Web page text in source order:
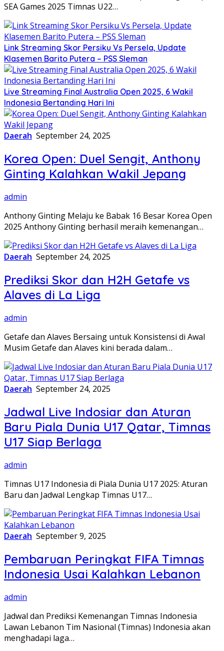
SEA Games 2025 Timnas U22…
Link Streaming Skor Persiku Vs Persela, Update
Klasemen Barito Putera – PSS Sleman
Live Streaming Final Australia Open 2025, 6 Wakil
Indonesia Bertanding Hari Ini
Daerah September 24, 2025
Korea Open: Duel Sengit, Anthony
Ginting Kalahkan Wakil Jepang
admin
Anthony Ginting Melaju ke Babak 16 Besar Korea Open
2025 Anthony Ginting berhasil meraih kemenangan…
Daerah September 24, 2025
Prediksi Skor dan H2H Getafe vs
Alaves di La Liga
admin
Getafe dan Alaves Bersaing untuk Konsistensi di Awal
Musim Getafe dan Alaves kini berada dalam…
Daerah September 24, 2025
Jadwal Live Indosiar dan Aturan
Baru Piala Dunia U17 Qatar, Timnas
U17 Siap Berlaga
admin
Timnas U17 Indonesia di Piala Dunia U17 2025: Aturan
Baru dan Jadwal Lengkap Timnas U17…
Daerah September 9, 2025
Pembaruan Peringkat FIFA Timnas
Indonesia Usai Kalahkan Lebanon
admin
Jadwal dan Prediksi Kemenangan Timnas Indonesia
Lawan Lebanon Tim Nasional (Timnas) Indonesia akan
menghadapi laga…